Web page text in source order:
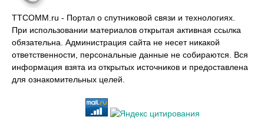
TTCOMM.ru - Портал о спутниковой связи и технологиях.
При использовании материалов открытая активная ссылка
обязательна. Администрация сайта не несет никакой
ответственности, персональные данные не собираются. Вся
информация взята из открытых источников и предоставлена
для ознакомительных целей.